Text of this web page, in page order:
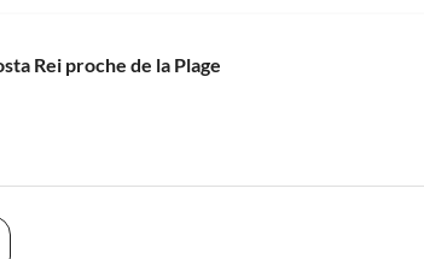
Rei proche de la Plage